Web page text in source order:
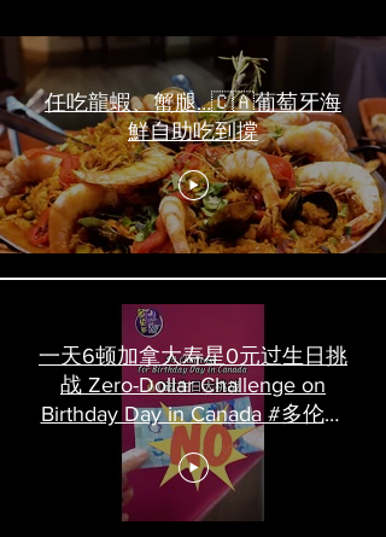
任吃龍蝦、蟹腿…🇨🇦葡萄牙海
鮮自助吃到撐
一天6顿加拿大寿星0元过生日挑
战 Zero-Dollar Challenge on
Birthday Day in Canada #多伦多
吃喝玩乐 #多伦多美食
#torontofood